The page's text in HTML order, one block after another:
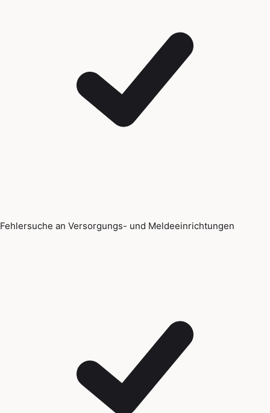
Fehlersuche an Versorgungs- und Meldeeinrichtungen